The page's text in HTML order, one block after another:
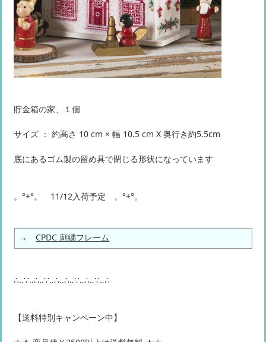
貯金箱の家、１個
サイズ ： 約高さ 10 cm × 幅 10.5 cm X 奥行き約5.5cm
底にあるゴム製の留め具で閉じる形状になっています
。°+°。 11/12入荷予定 。°+°。
→ CPDC 刺繍フレーム
∴‥∵‥∴‥∵‥∴‥∴‥∵‥∴‥∵‥∴
【送料特別キャンペーン中】